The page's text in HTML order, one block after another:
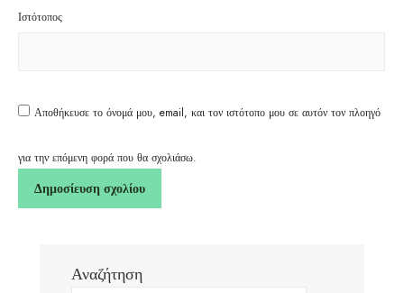
Ιστότοπος
Αποθήκευσε το όνομά μου, email, και τον ιστότοπο μου σε αυτόν τον πλοηγό
για την επόμενη φορά που θα σχολιάσω.
Αναζήτηση